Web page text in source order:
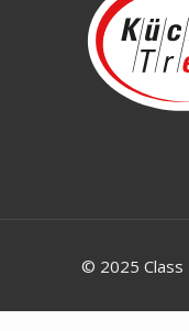
© 2025